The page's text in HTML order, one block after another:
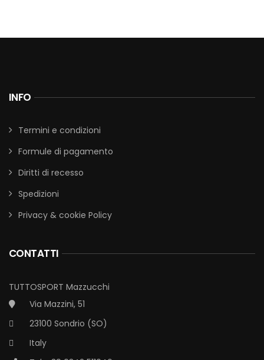
INFO
Termini e condizioni
Formule di pagamento
Diritti di recesso
Spedizioni
Privacy & cookie Policy
CONTATTI
TUTTOSPORT Mazzucchi
Via Mazzini, 51
23100 Sondrio (SO)
Italy